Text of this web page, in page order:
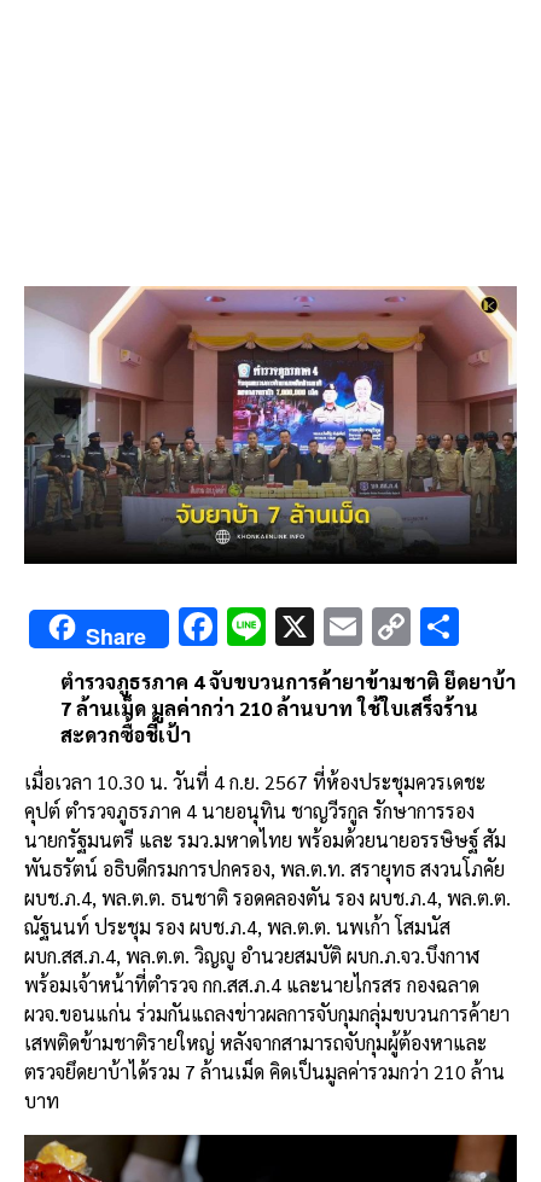
Share F
ac
e
o
o
k
Li
n
e
X E
m
ai
C
o
py
n
k
h
ar
ตำรวจภูธรภาค 4 จับขบวนการค้ายาข้ามชาติ ยึดยาบ้า
7 ล้านเม็ด มูลค่ากว่า 210 ล้านบาท ใช้ใบเสร็จร้าน
สะดวกซื้อชี้เป้า
เมื่อเวลา 10.30 น. วันที่ 4 ก.ย. 2567 ที่ห้องประชุมควรเดชะ
คุปต์ ตำรวจภูธรภาค 4 นายอนุทิน ชาญวีรกูล รักษาการรอง
นายกรัฐมนตรี และ รมว.มหาดไทย พร้อมด้วยนายอรรษิษฐ์ สัม
พันธรัตน์ อธิบดีกรมการปกครอง, พล.ต.ท. สรายุทธ สงวนโภคัย
ผบช.ภ.4, พล.ต.ต. ธนชาติ รอดคลองตัน รอง ผบช.ภ.4, พล.ต.ต.
ณัฐนนท์ ประชุม รอง ผบช.ภ.4, พล.ต.ต. นพเก้า โสมนัส
ผบก.สส.ภ.4, พล.ต.ต. วิญญู อำนวยสมบัติ ผบก.ภ.จว.บึงกาฬ
พร้อมเจ้าหน้าที่ตำรวจ กก.สส.ภ.4 และนายไกรสร กองฉลาด
ผวจ.ขอนแก่น ร่วมกันแถลงข่าวผลการจับกุมกลุ่มขบวนการค้ายา
เสพติดข้ามชาติรายใหญ่ หลังจากสามารถจับกุมผู้ต้องหาและ
ตรวจยึดยาบ้าได้รวม 7 ล้านเม็ด คิดเป็นมูลค่ารวมกว่า 210 ล้าน
บาท